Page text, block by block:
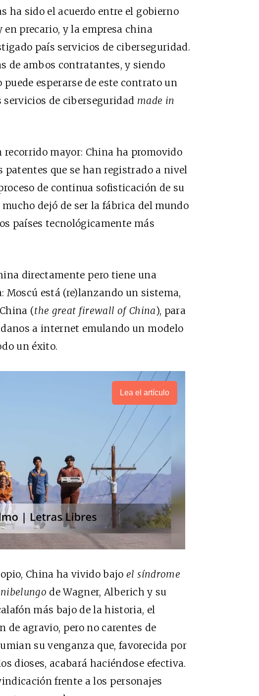
ha sido el acuerdo entre el gobierno
precario, y la empresa china
país servicios de ciberseguridad.
de ambos contratantes, y siendo
esperarse de este contrato un
de ciberseguridad made in
mayor: China ha promovido
patentes que se han registrado a nivel
de continua sofisticación de su
dejó de ser la fábrica del mundo
países tecnológicamente más
directamente pero tiene una
está (re)lanzando un sistema,
(the great firewall of China), para
a internet emulando un modelo
un éxito.
Lea el artículo
China ha vivido bajoel síndrome
de Wagner, Alberich y su
más bajo de la historia, el
de agravio, pero no carentes de
su venganza que, favorecida por
dioses, acabará haciéndose efectiva.
frente a los personajes